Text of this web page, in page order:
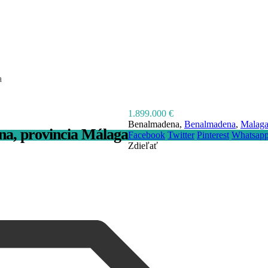
provincia Málaga
1.899.000 €
Benalmadena, Benalmadena, Malaga
Facebook Twitter Pinterest
Zdieľať